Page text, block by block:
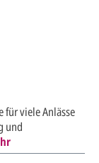
für viele Anlässe
und